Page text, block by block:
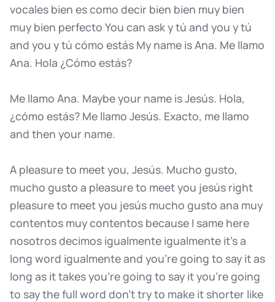
vocales bien escomo decir bien bien muy bien
muy bien perfecto You can askytú and you ytú
and you ytú cómo estás My name isAna. Me llamo
Ana. Hola ¿Cómo estás?
Me llamo Ana. Maybeyour name isJesús. Hola,
¿cómo estás? Me llamo Jesús. Exacto, me llamo
and then your name.
A pleasureto meetyou, Jesús. Mucho gusto,
mucho gusto a pleasureto meetyou jesús right
pleasureto meetyou jesús mucho gusto ana muy
contentos muycontentos because I same here
nosotrosdecimos igualmente igualmente it'sa
long word igualmenteand you'regoing to say itas
long as ittakesyou'regoing to say ityou'regoing
to saythefull word don'ttryto make it shorter like